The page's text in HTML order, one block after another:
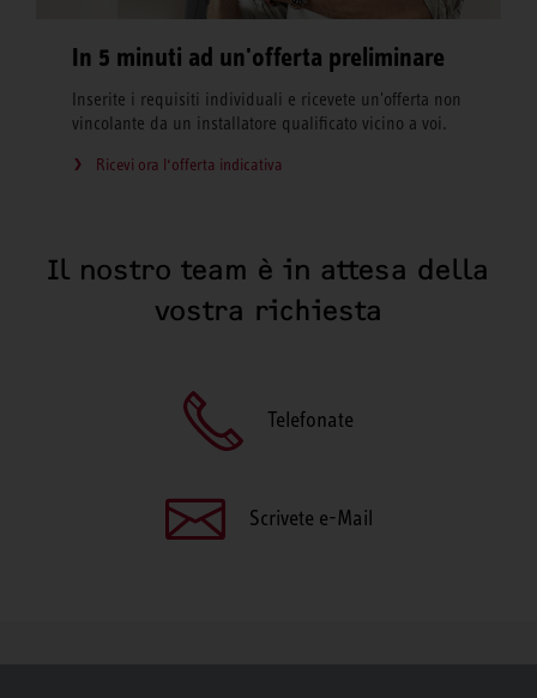
In 5 minuti ad un'offerta preliminare
Inserite i requisiti individuali e ricevete un'offerta non
vincolante da un installatore qualificato vicino a voi.
Ricevi ora l‘offerta indicativa
Il nostro team è in attesa della
vostra richiesta
Telefonate
Scrivete e-Mail